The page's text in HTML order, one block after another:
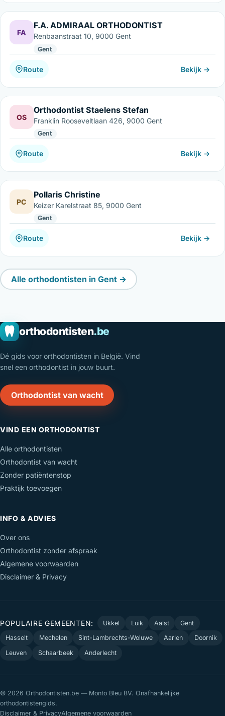
FA
F.A. ADMIRAAL ORTHODONTIST
Renbaanstraat 10, 9000 Gent
Gent
Route Bekijk →
OS
Orthodontist Staelens Stefan
Franklin Rooseveltlaan 426, 9000 Gent
Gent
Route Bekijk →
PC
Pollaris Christine
Keizer Karelstraat 85, 9000 Gent
Gent
Route Bekijk →
Alle orthodontisten in Gent →
orthodontisten.be
Dé gids voor orthodontisten in België. Vind
snel een orthodontist in jouw buurt.
Orthodontist van wacht
VIND EEN ORTHODONTIST
Alle orthodontisten
Orthodontist van wacht
Zonder patiëntenstop
Praktijk toevoegen
INFO & ADVIES
Over ons
Orthodontist zonder afspraak
Algemene voorwaarden
Disclaimer & Privacy
POPULAIRE GEMEENTEN: Ukkel Luik Aalst
Gent
Hasselt
Mechelen Sint-Lambrechts-Woluwe Aarlen
Doornik
Leuven
Schaarbeek Anderlecht
© 2026 Orthodontisten.be — Monto Bleu BV. Onafhankelijke
orthodontistengids.
Disclaimer & PrivacyAlgemene voorwaarden